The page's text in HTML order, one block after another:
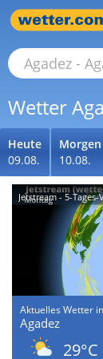
Wetter
Heute
09.08.
Morgen
10.08.
Jetstream - 5-Tages-
Aktuelles Wetter in
Agadez
29°C